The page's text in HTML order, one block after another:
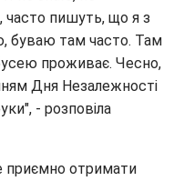
часто пишуть, що я з
буваю там часто. Там
проживає. Чесно,
Дня Незалежності
- розповіла
приємно отримати